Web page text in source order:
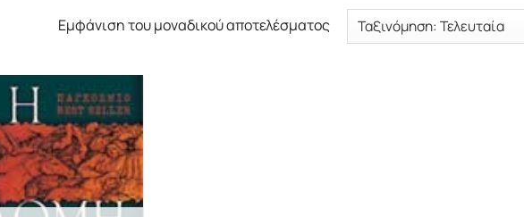
Εμφάνιση του μοναδικού αποτελέσματος